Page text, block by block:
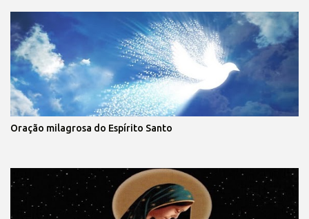
Oração milagrosa do Espírito Santo